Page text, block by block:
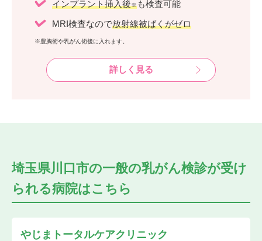
インプラント挿入後※ も検査可能
MRI検査なので放射線被ばくがゼロ
※豊胸術や乳がん術後に入れます。
詳しく見る
埼玉県川口市の一般の乳がん検診が受け
られる病院はこちら
やじまトータルケアクリニック